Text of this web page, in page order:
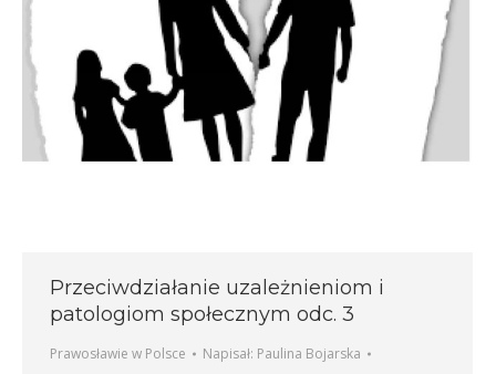
Przeciwdziałanie uzależnieniom i
patologiom społecznym odc. 3
Prawosławie w Polsce Napisał: Paulina Bojarska